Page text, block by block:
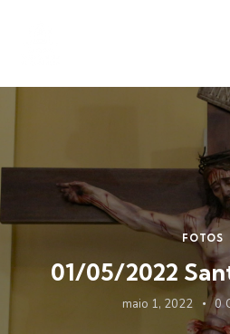
FOTOS
01/05/2022
maio 1, 2022 0